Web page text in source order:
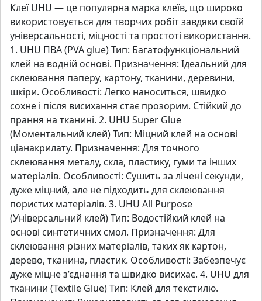
Клеї UHU — це популярна марка клеїв, що широко
використовується для творчих робіт завдяки своїй
універсальності, міцності та простоті використання.
1. UHU ПВА (PVA glue) Тип: Багатофункціональний
клей на водній основі. Призначення: Ідеальний для
склеювання паперу, картону, тканини, деревини,
шкіри. Особливості: Легко наноситься, швидко
сохне і після висихання стає прозорим. Стійкий до
прання на тканині. 2. UHU Super Glue
(Моментальний клей) Тип: Міцний клей на основі
ціанакрилату. Призначення: Для точного
склеювання металу, скла, пластику, гуми та інших
матеріалів. Особливості: Сушить за лічені секунди,
дуже міцний, але не підходить для склеювання
пористих матеріалів. 3. UHU All Purpose
(Універсальний клей) Тип: Водостійкий клей на
основі синтетичних смол. Призначення: Для
склеювання різних матеріалів, таких як картон,
дерево, тканина, пластик. Особливості: Забезпечує
дуже міцне з’єднання та швидко висихає. 4. UHU для
тканини (Textile Glue) Тип: Клей для текстилю.